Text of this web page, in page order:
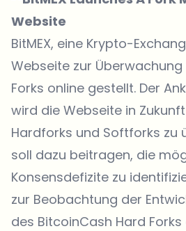
BitMEX, eine Krypto-
Webseite zur Überwachung
Forks online gestellt. Der
wird die Webseite in
Hardforks und Softforks zu
soll dazu beitragen, die
Konsensdefizite zu
zur Beobachtung der
des BitcoinCash Hard